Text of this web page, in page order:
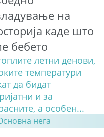
на
каде што
бебето
летни денови,
температури
да бидат
и за
а особен...
нега